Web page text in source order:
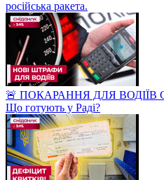
російська ракета.
🚨 ПОКАРАННЯ ДЛЯ
Що готують у Раді?